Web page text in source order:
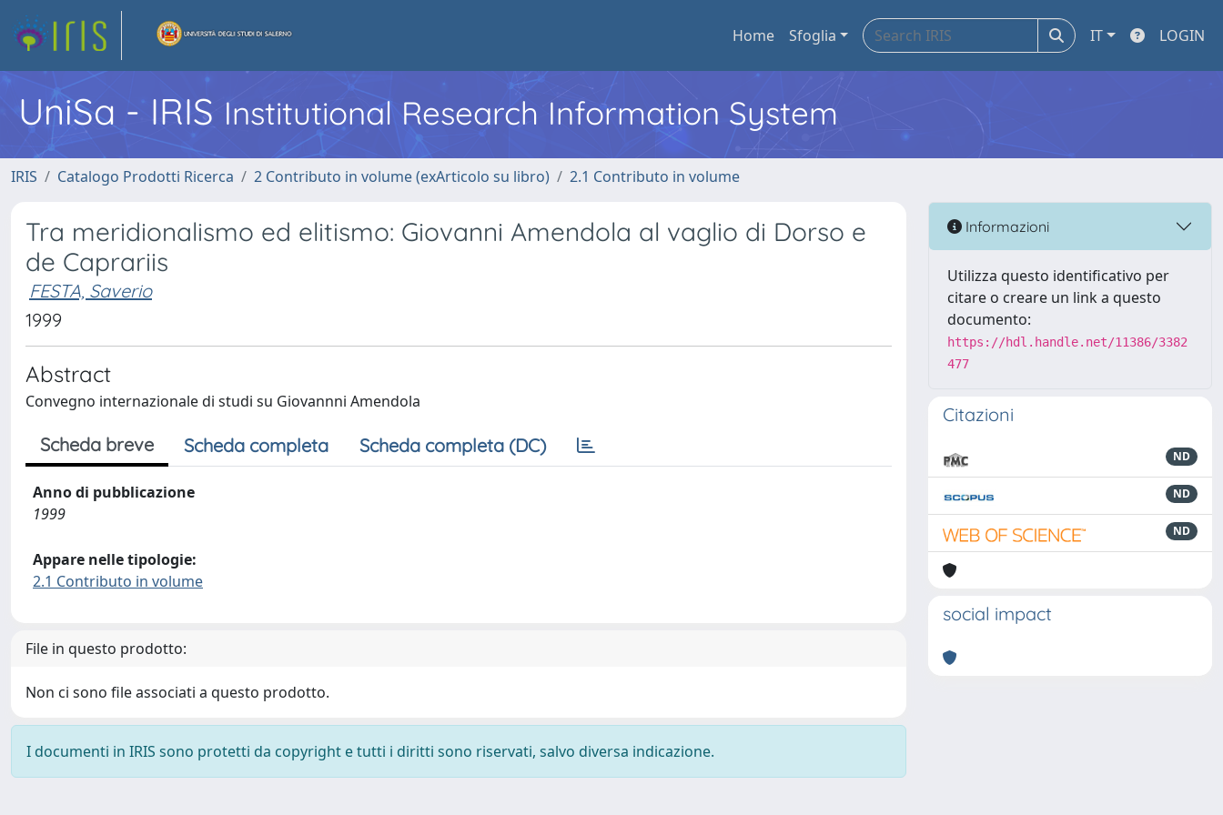
Home Sfoglia IT LOGIN
UniSa - IRIS Institutional Research Information System
IRIS Catalogo Prodotti Ricerca 2 Contributo in volume (exArticolo su libro) 2.1 Contributo in volume
Tra meridionalismo ed elitismo: Giovanni Amendola al vaglio di Dorso e
de Caprariis
FESTA, Saverio
1999
Abstract
Convegno internazionale di studi su Giovannni Amendola
Scheda breve Scheda completa Scheda completa (DC)
Anno di pubblicazione
1999
Appare nelle tipologie:
2.1 Contributo in volume
File in questo prodotto:
Non ci sono file associati a questo prodotto.
I documenti in IRIS sono protetti da copyright e tutti i diritti sono riservati, salvo diversa indicazione.
Informazioni
Utilizza questo identificativo per
citare o creare un link a questo
documento:
https://hdl.handle.net/11386/3382
477
Citazioni
ND
ND
ND
social impact